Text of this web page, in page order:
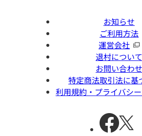
お知らせ
ご利用方法
運営会社
退村について
お問い合わせ
特定商法取引法に基
利用規約・プライバシ